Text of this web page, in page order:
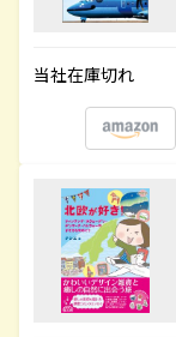
当社在庫切れ